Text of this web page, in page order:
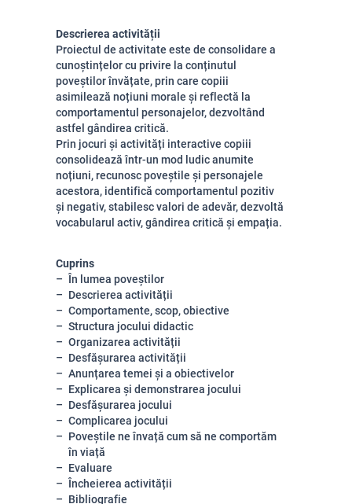
Descrierea activității
Proiectul de activitate este de consolidare a
cunoștințelor cu privire la conținutul
poveștilor învățate, prin care copiii
asimilează noțiuni morale și reflectă la
comportamentul personajelor, dezvoltând
astfel gândirea critică.
Prin jocuri și activități interactive copiii
consolidează într-un mod ludic anumite
noțiuni, recunosc poveștile și personajele
acestora, identifică comportamentul pozitiv
și negativ, stabilesc valori de adevăr, dezvoltă
vocabularul activ, gândirea critică și empația.
Cuprins
În lumea poveștilor
Descrierea activității
Comportamente, scop, obiective
Structura jocului didactic
Organizarea activității
Desfășurarea activității
Anunțarea temei și a obiectivelor
Explicarea și demonstrarea jocului
Desfășurarea jocului
Complicarea jocului
Poveștile ne învață cum să ne comportăm
în viață
Evaluare
Încheierea activității
Bibliografie